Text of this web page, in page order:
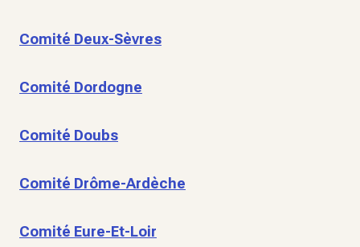
Comité Deux-Sèvres
Comité Dordogne
Comité Doubs
Comité Drôme-Ardèche
Comité Eure-Et-Loir